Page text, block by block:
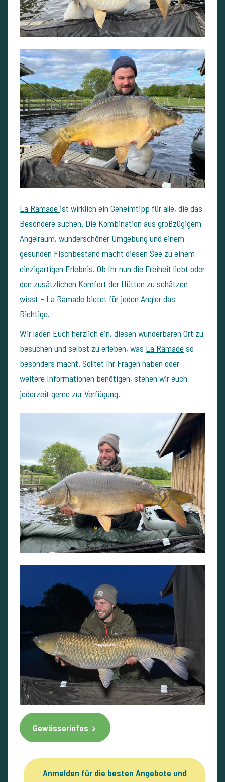
La Ramade ist wirklich ein Geheimtipp für alle, die das
Besondere suchen. Die Kombination aus großzügigem
Angelraum, wunderschöner Umgebung und einem
gesunden Fischbestand macht diesen See zu einem
einzigartigen Erlebnis. Ob Ihr nun die Freiheit liebt oder
den zusätzlichen Komfort der Hütten zu schätzen
wisst – La Ramade bietet für jeden Angler das
Richtige.
Wir laden Euch herzlich ein, diesen wunderbaren Ort zu
besuchen und selbst zu erleben, was La Ramadeso
besonders macht. Solltet Ihr Fragen haben oder
weitere Informationen benötigen, stehen wir euch
jederzeit gerne zur Verfügung.
Gewässerinfos
Anmelden für die besten Angebote und